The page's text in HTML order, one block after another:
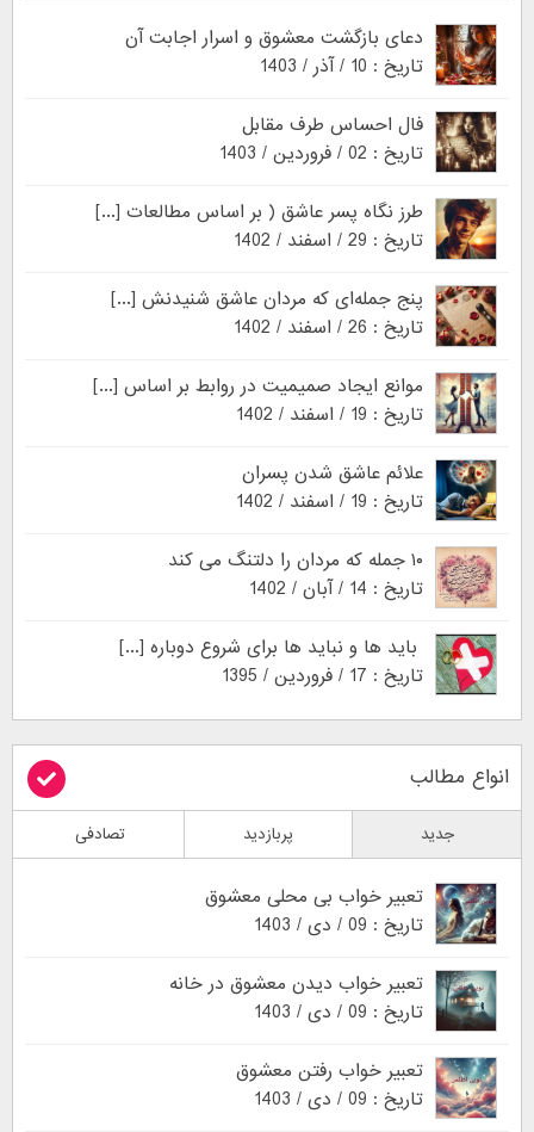
دعای بازگشت معشوق و اسرار اجابت آن
تاریخ : 10 / آذر / 1403
فال احساس طرف مقابل
تاریخ : 02 / فروردین / 1403
طرز نگاه پسر عاشق ( بر اساس مطالعات [...]
تاریخ : 29 / اسفند / 1402
پنج جمله‌ای که مردان عاشق شنیدنش [...]
تاریخ : 26 / اسفند / 1402
موانع ایجاد صمیمیت در روابط بر اساس [...]
تاریخ : 19 / اسفند / 1402
علائم عاشق شدن پسران
تاریخ : 19 / اسفند / 1402
۱۰ جمله که مردان را دلتنگ می کند
تاریخ : 14 / آبان / 1402
باید ها و نباید ها برای شروع دوباره [...]
تاریخ : 17 / فروردین / 1395
انواع مطالب
جدید پربازدید تصادفی
تعبیر خواب بی محلی معشوق
تاریخ : 09 / دی / 1403
تعبیر خواب دیدن معشوق در خانه
تاریخ : 09 / دی / 1403
تعبیر خواب رفتن معشوق
تاریخ : 09 / دی / 1403